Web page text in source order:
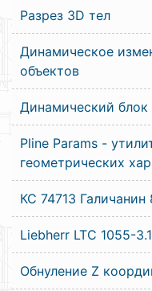
Разрез 3D тел
Динамическое
объектов
Динамический
Pline Params -
геометрических
КС 74713
Liebherr LTC 1055-
Обнуление Z